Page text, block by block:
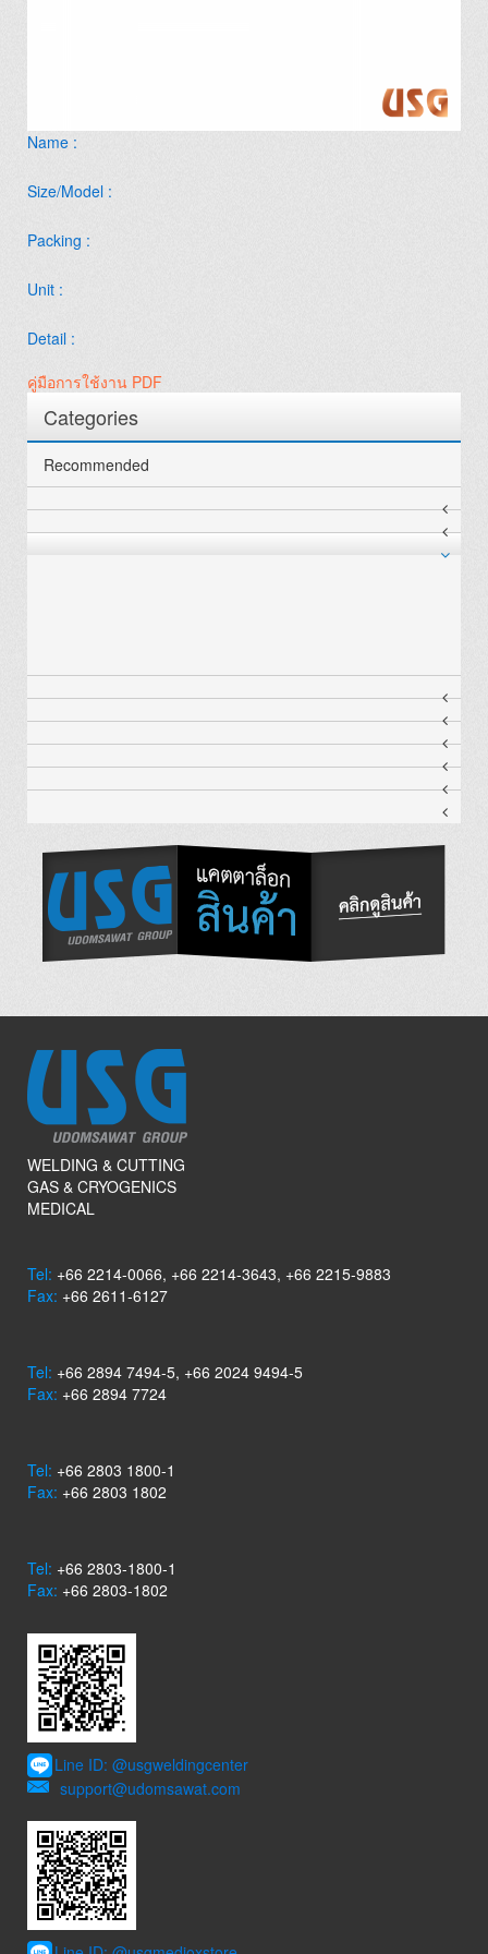
Name :
Size/Model :
Packing :
Unit :
Detail :
คู่มือการใช้งาน PDF
Categories
Recommended
WELDING & CUTTING
GAS & CRYOGENICS
MEDICAL
Tel: +66 2214-0066, +66 2214-3643, +66 2215-9883
Fax: +66 2611-6127
Tel: +66 2894 7494-5, +66 2024 9494-5
Fax: +66 2894 7724
Tel: +66 2803 1800-1
Fax: +66 2803 1802
Tel: +66 2803-1800-1
Fax: +66 2803-1802
Line ID: @usgweldingcenter
support@udomsawat.com